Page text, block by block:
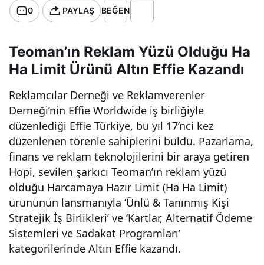
0 PAYLAŞ BEĞEN
Teoman’ın Reklam Yüzü Olduğu Ha
Ha Limit Ürünü Altın Effie Kazandı
Reklamcılar Derneği ve Reklamverenler
Derneği’nin Effie Worldwide iş birliğiyle
düzenlediği Effie Türkiye, bu yıl 17’nci kez
düzenlenen törenle sahiplerini buldu. Pazarlama,
finans ve reklam teknolojilerini bir araya getiren
Hopi, sevilen şarkıcı Teoman’ın reklam yüzü
olduğu Harcamaya Hazır Limit (Ha Ha Limit)
ürününün lansmanıyla ‘Ünlü & Tanınmış Kişi
Stratejik İş Birlikleri’ ve ‘Kartlar, Alternatif Ödeme
Sistemleri ve Sadakat Programları’
kategorilerinde Altın Effie kazandı.
Türkiye’d
en 2 Altın
Ödül:
Üstün
Performa
ns ve
Memnuni